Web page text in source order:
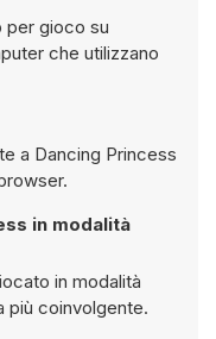
per gioco su
che utilizzano
a Dancing Princess
più coinvolgente.